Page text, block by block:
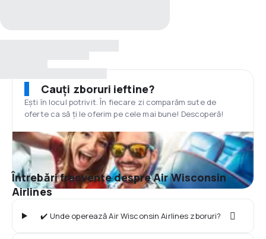
Cauți zboruri ieftine?
Ești în locul potrivit. În fiecare zi comparăm sute de
oferte ca să ți le oferim pe cele mai bune! Descoperă!
Întrebări frecvente despre Air Wisconsin
Airlines
✔️ Unde operează Air Wisconsin Airlines zboruri?